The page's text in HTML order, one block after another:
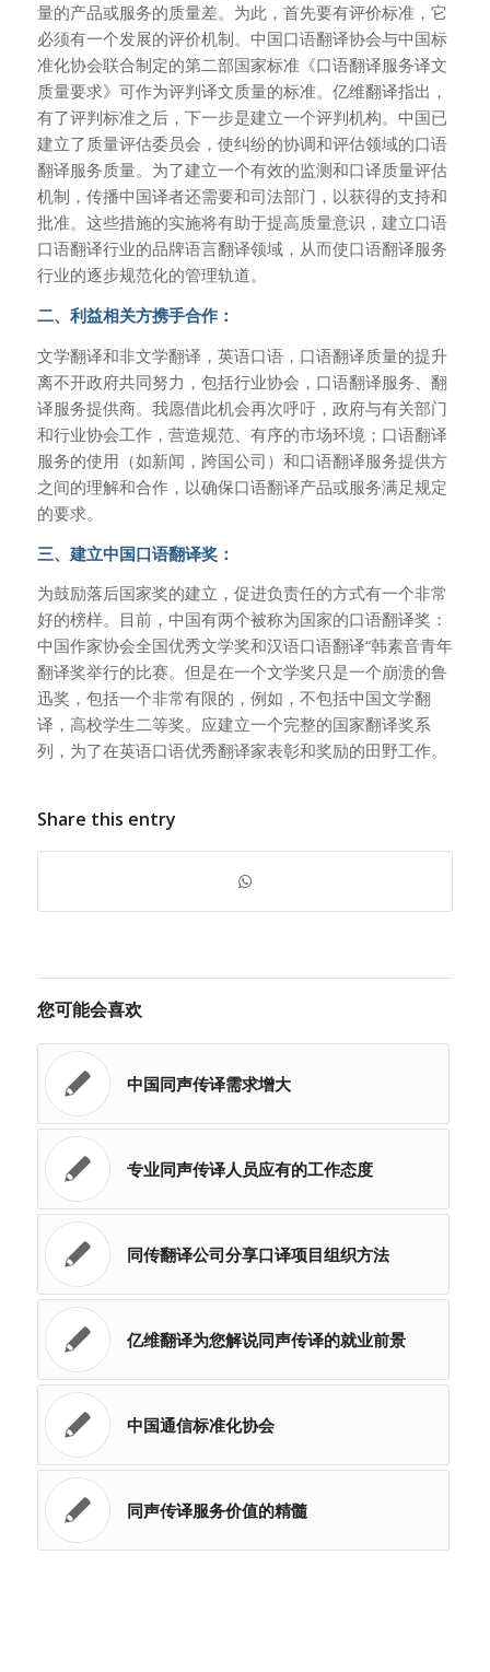
量的产品或服务的质量差。为此，首先要有评价标准，它
必须有一个发展的评价机制。中国口语翻译协会与中国标
准化协会联合制定的第二部国家标准《口语翻译服务译文
质量要求》可作为评判译文质量的标准。亿维翻译指出，
有了评判标准之后，下一步是建立一个评判机构。中国已
建立了质量评估委员会，使纠纷的协调和评估领域的口语
翻译服务质量。为了建立一个有效的监测和口译质量评估
机制，传播中国译者还需要和司法部门，以获得的支持和
批准。这些措施的实施将有助于提高质量意识，建立口语
口语翻译行业的品牌语言翻译领域，从而使口语翻译服务
行业的逐步规范化的管理轨道。
二、利益相关方携手合作：
文学翻译和非文学翻译，英语口语，口语翻译质量的提升
离不开政府共同努力，包括行业协会，口语翻译服务、翻
译服务提供商。我愿借此机会再次呼吁，政府与有关部门
和行业协会工作，营造规范、有序的市场环境；口语翻译
服务的使用（如新闻，跨国公司）和口语翻译服务提供方
之间的理解和合作，以确保口语翻译产品或服务满足规定
的要求。
三、建立中国口语翻译奖：
为鼓励落后国家奖的建立，促进负责任的方式有一个非常
好的榜样。目前，中国有两个被称为国家的口语翻译奖：
中国作家协会全国优秀文学奖和汉语口语翻译“韩素音青年
翻译奖举行的比赛。但是在一个文学奖只是一个崩溃的鲁
迅奖，包括一个非常有限的，例如，不包括中国文学翻
译，高校学生二等奖。应建立一个完整的国家翻译奖系
列，为了在英语口语优秀翻译家表彰和奖励的田野工作。
Share this entry
您可能会喜欢
中国同声传译需求增大
专业同声传译人员应有的工作态度
同传翻译公司分享口译项目组织方法
亿维翻译为您解说同声传译的就业前景
中国通信标准化协会
同声传译服务价值的精髓